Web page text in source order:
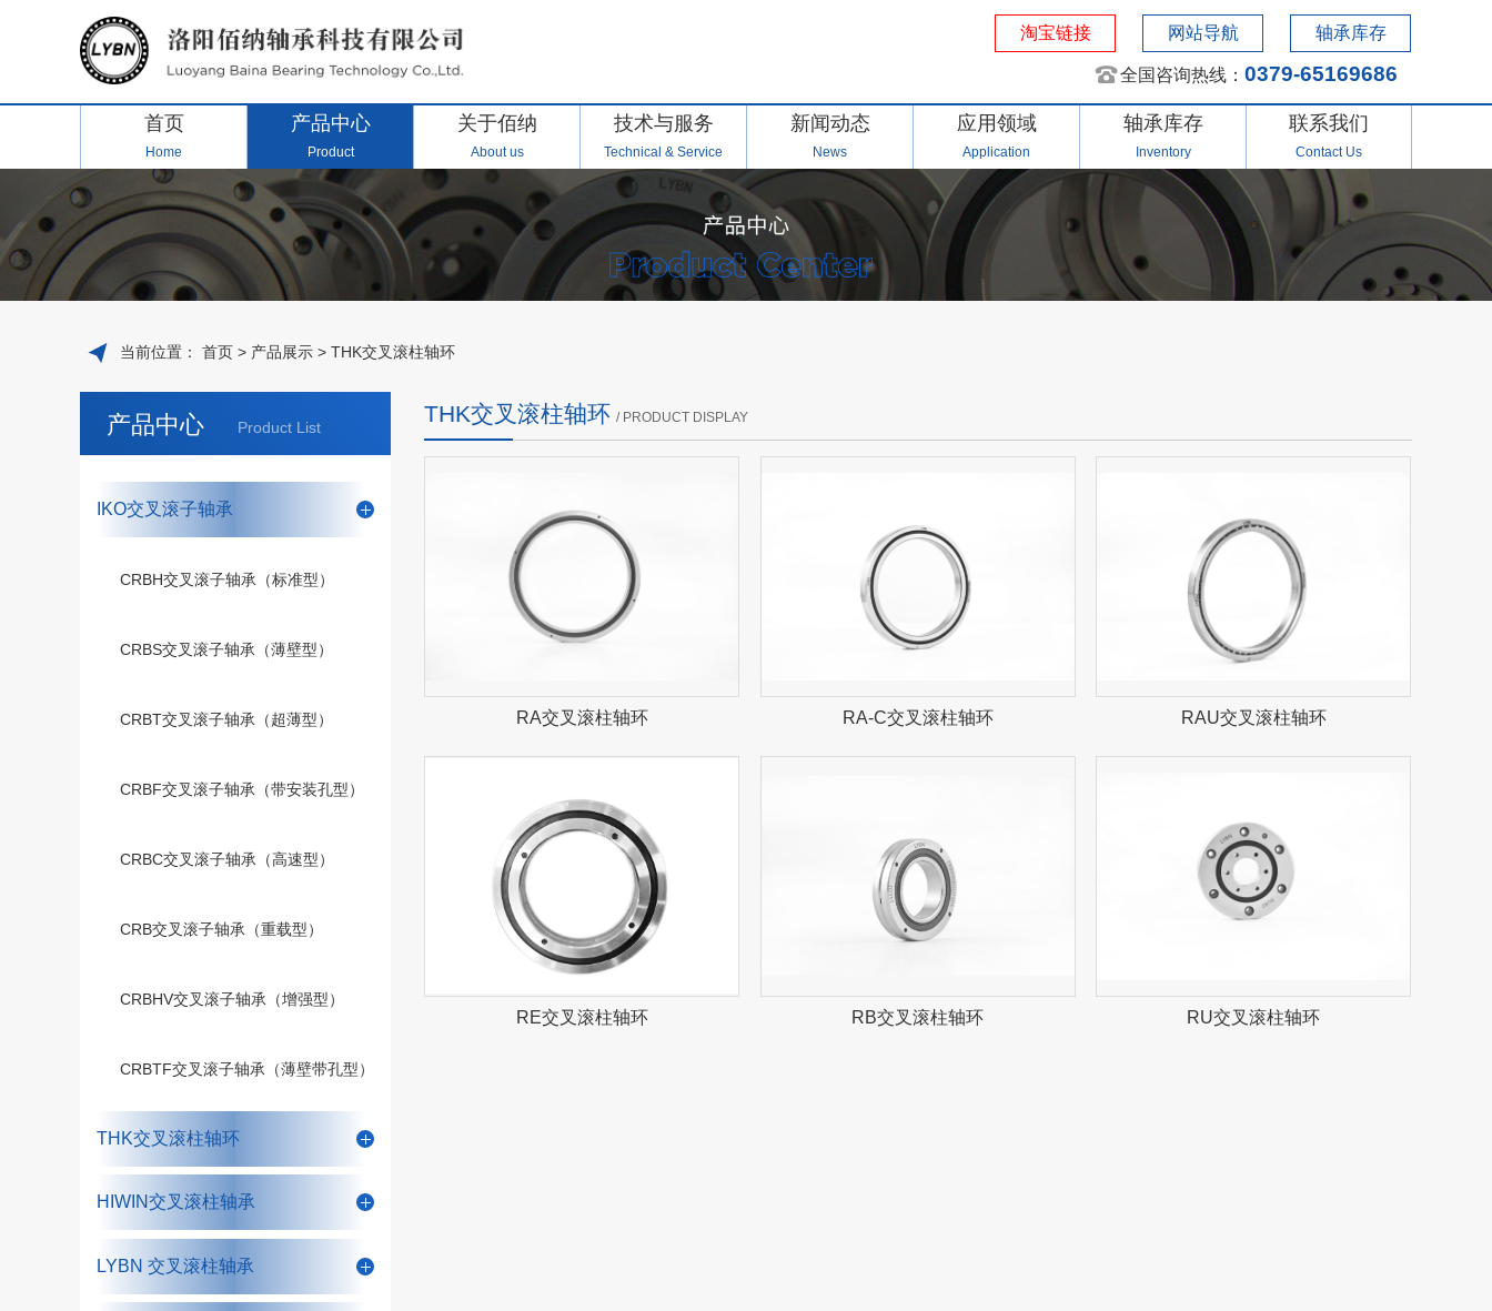
淘宝链接 网站导航 轴承库存
全国咨询热线：0379-65169686
首页
Home
产品中心
Product
关于佰纳
About us
技术与服务
Technical & Service
新闻动态
News
应用领域
Application
轴承库存
Inventory
联系我们
Contact Us
当前位置： 首页 > 产品展示 > THK交叉滚柱轴环
产品中心 Product List
IKO交叉滚子轴承
CRBH交叉滚子轴承（标准型）
CRBS交叉滚子轴承（薄壁型）
CRBT交叉滚子轴承（超薄型）
CRBF交叉滚子轴承（带安装孔型）
CRBC交叉滚子轴承（高速型）
CRB交叉滚子轴承（重载型）
CRBHV交叉滚子轴承（增强型）
CRBTF交叉滚子轴承（薄壁带孔型）
THK交叉滚柱轴环
HIWIN交叉滚柱轴承
LYBN 交叉滚柱轴承
THK交叉滚柱轴环 / PRODUCT DISPLAY
RA交叉滚柱轴环 RA-C交叉滚柱轴环 RAU交叉滚柱轴环
RE交叉滚柱轴环 RB交叉滚柱轴环 RU交叉滚柱轴环